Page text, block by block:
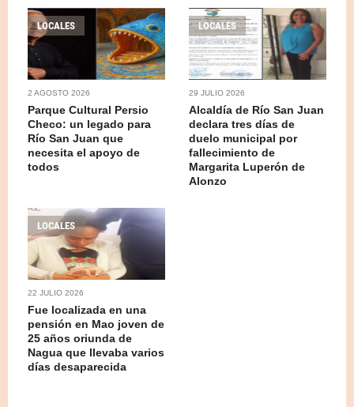
LOCALES
2 AGOSTO 2026
Parque Cultural Persio
Checo: un legado para
Río San Juan que
necesita el apoyo de
todos
LOCALES
29 JULIO 2026
Alcaldía de Río San Juan
declara tres días de
duelo municipal por
fallecimiento de
Margarita Luperón de
Alonzo
LOCALES
22 JULIO 2026
Fue localizada en una
pensión en Mao joven de
25 años oriunda de
Nagua que llevaba varios
días desaparecida